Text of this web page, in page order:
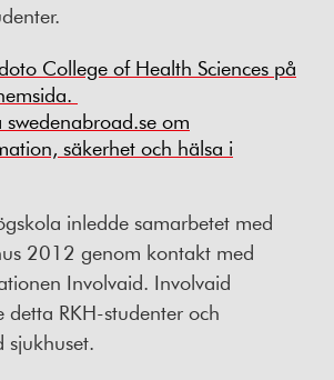
College of Health Sciences på
swedenabroad.se om
säkerhet och hälsa i
inledde samarbetet med
2012 genom kontakt med
Involvaid. Involvaid
detta RKH-studenter och
sjukhuset.